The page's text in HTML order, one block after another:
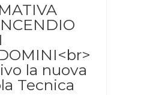
la nuova
Tecnica